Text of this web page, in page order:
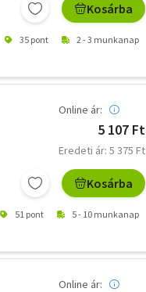
Kosárba
35 pont 2 - 3 munkanap
Online ár:
5 107 Ft
Eredeti ár: 5 375 Ft
Kosárba
51 pont 5 - 10 munkanap
Online ár: